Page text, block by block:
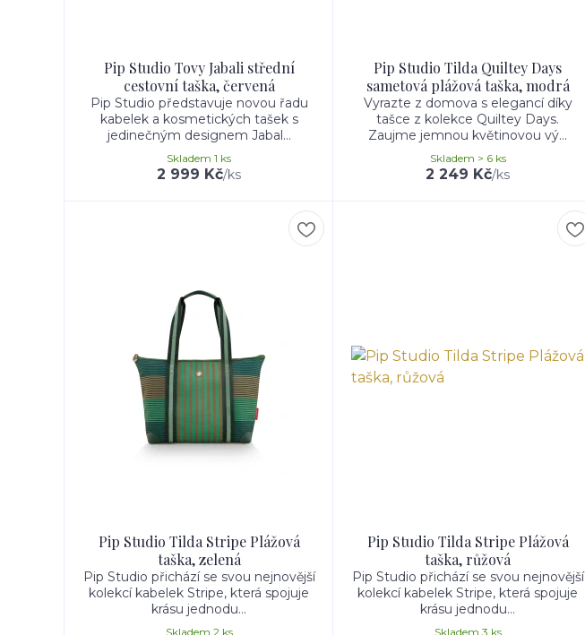
Pip Studio Tovy Jabali střední
cestovní taška, červená
Pip Studio představuje novou řadu
kabelek a kosmetických tašek s
jedinečným designem Jabal...
2 999 Kč/ks
Skladem 1 ks
Pip Studio Tilda Quiltey Days
sametová plážová taška, modrá
Vyrazte z domova s elegancí díky
tašce z kolekce Quiltey Days.
Zaujme jemnou květinovou vý...
2 249 Kč/ks
Skladem > 6 ks
Pip Studio Tilda Stripe Plážová
taška, zelená
Pip Studio přichází se svou nejnovější
kolekcí kabelek Stripe, která spojuje
krásu jednodu...
Skladem 2 ks
Pip Studio Tilda Stripe Plážová
taška, růžová
Pip Studio přichází se svou nejnovější
kolekcí kabelek Stripe, která spojuje
krásu jednodu...
Skladem 3 ks